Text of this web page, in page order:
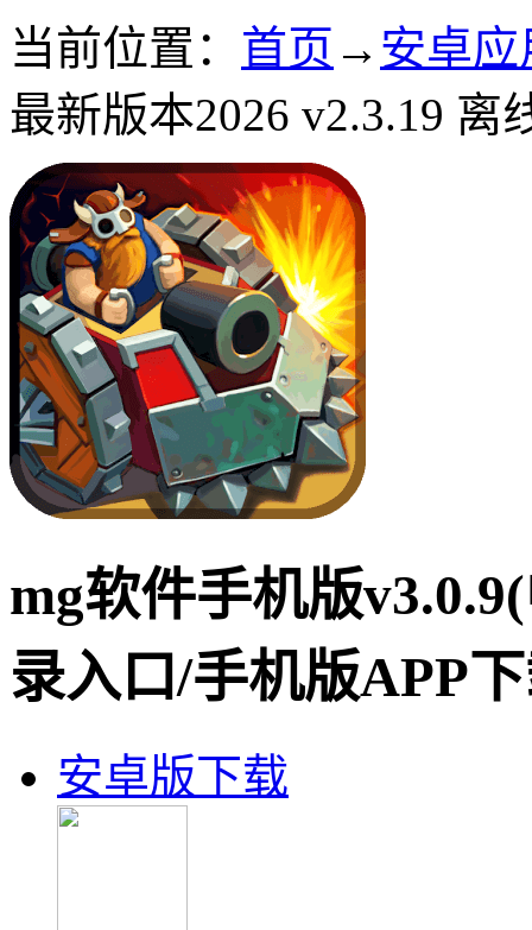
当前位置： 首页 → 安卓应
最新版本2026 v2.3.19 离
mg软件手机版
录入口/手机版APP
安卓版下载